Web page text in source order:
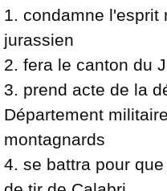
1. condamne l'esprit
jurassien
2. fera le canton du
3. prend acte de la
Département
montagnards
4. se battra pour